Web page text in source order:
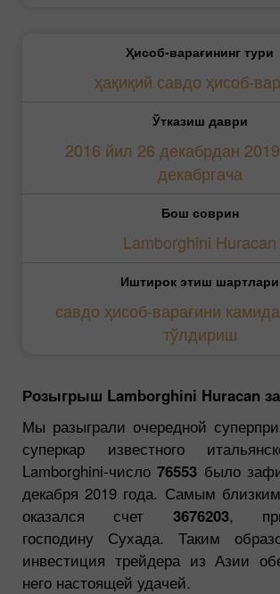
Ҳисоб-варағининг тури
ҳақиқий савдо ҳисоб-
Ўтказиш даври
2016 йил 26 декабрдан
декабргача
Бош соврин
Lamborghini Huracan
Иштирок этиш шартлари
савдо ҳисоб-варағини
тўлдириш
Розыгрыш Lamborghini Huracan
Мы разыграли очередной
суперкар известного
Lamborghini-число76553 было
декабря 2019 года. Самым
оказался счет 3676203,
господину Сухада. Таким
инвестиция трейдера из Азии
него настоящей удачей.